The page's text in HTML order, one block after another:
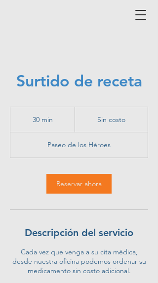
Surtido de receta
30 min
m
i
Sin costo
Paseo de los Héroes
Reservar ahora
Descripción del servicio
Cada vez que venga a su cita médica,
desde nuestra oficina podemos ordenar su
medicamento sin costo adicional.